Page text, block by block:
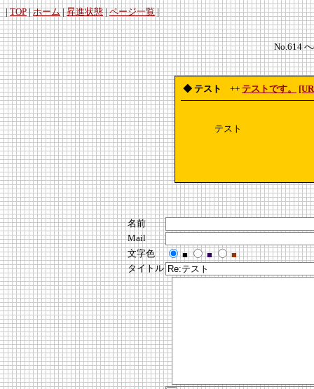
|TOP|ホーム|昇進状態|ページ一覧|
No.614
◆ テスト ++ テストです。
テスト
名前
Mail
文字色
■ ■
■
タイトル